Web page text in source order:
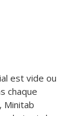
est vide ou
chaque
Minitab